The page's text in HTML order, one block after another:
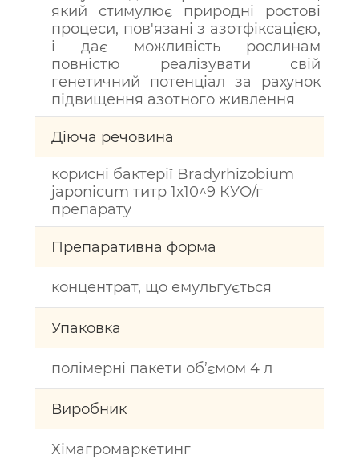
який стимулює природні ростові
процеси, пов'язані з азотфіксацією,
і дає можливість рослинам
повністю реалізувати свій
генетичний потенціал за рахунок
підвищення азотного живлення
Діюча речовина
корисні бактерії Bradyrhizobium
japonicum титр 1х10^9 КУО/г
препарату
Препаративна форма
концентрат, що емульгується
Упаковка
полімерні пакети об’ємом 4 л
Виробник
Хімагромаркетинг